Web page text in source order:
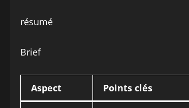
résumé
Brief
Aspect Points clés